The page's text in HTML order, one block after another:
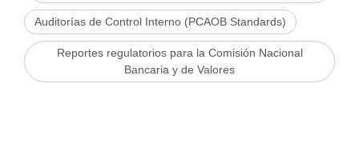
Auditorías de Control Interno (PCAOB Standards)
Reportes regulatorios para la Comisión Nacional
Bancaria y de Valores